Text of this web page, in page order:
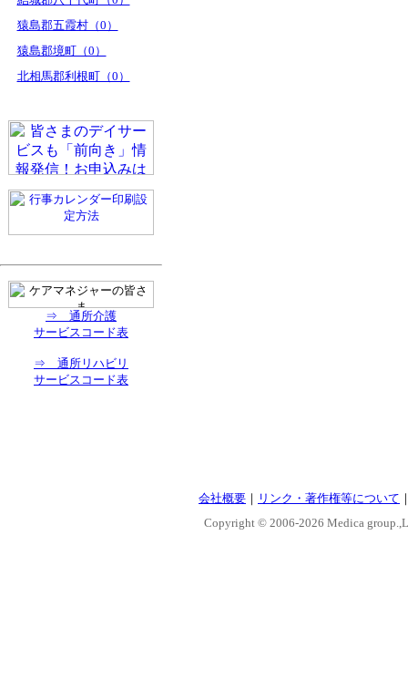
猿島郡五霞村（0）
猿島郡境町（0）
北相馬郡利根町（0）
⇒ 通所介護
サービスコード表
⇒ 通所リハビリ
サービスコード表
会社概要 ｜ リンク・著作権等について
Copyright © 2006-2026 Medica